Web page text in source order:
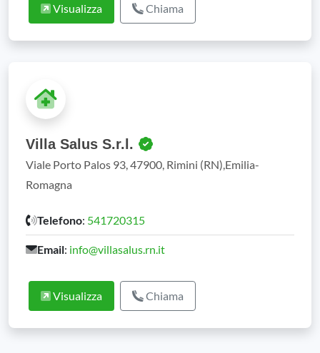
Visualizza Chiama
Villa Salus S.r.l.
Viale Porto Palos 93, 47900, Rimini (RN),Emilia-
Romagna
Telefono: 541720315
Email: info@villasalus.rn.it
Visualizza Chiama